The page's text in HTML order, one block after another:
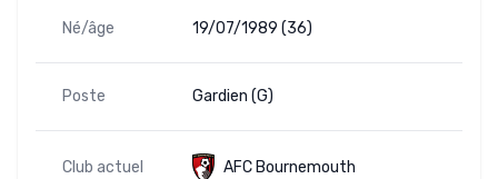
Né/âge 19/07/1989 (36)
Poste Gardien (G)
Club actuel AFC Bournemouth